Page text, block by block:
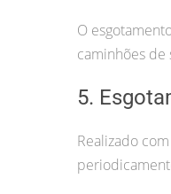
O
caminhões
5.
Realizado